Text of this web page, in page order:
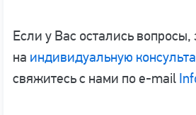
Если у Вас остались
на индивидуальную
свяжитесь с нами по e-mail